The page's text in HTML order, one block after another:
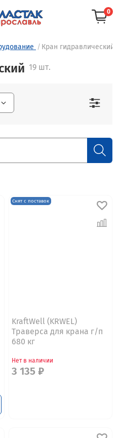
0
Кран гидравлический
19 шт.
Снят с поставок
KraftWell (KRWEL)
Траверса для крана г/п
680 кг
Нет в наличии
3 135 ₽